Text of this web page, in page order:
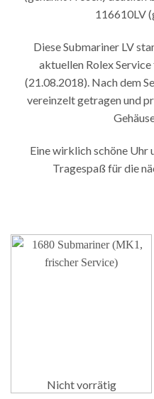
116610LV
Diese Submariner LV
aktuellen Rolex
(21.08.2018). Nach dem
vereinzelt getragen und
Eine wirklich schöne Uhr
Tragespaß für die
Nicht vorrätig